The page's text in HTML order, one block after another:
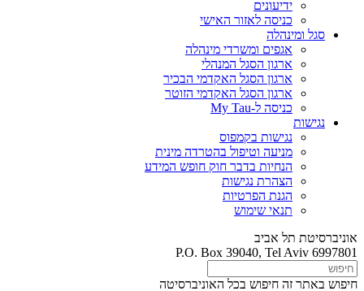
ידיעונים
כניסה לאזור האישי
סגל ומינהלה
אגפים ומשרדי מינהלה
ארגון הסגל המנהלי
ארגון הסגל האקדמי הבכיר
ארגון הסגל האקדמי הזוטר
כניסה ל-My Tau
נגישות
נגישות בקמפוס
מניעה וטיפול בהטרדה מינית
הנחיות בדבר חוק חופש המידע
הצהרת נגישות
הגנת הפרטיות
תנאי שימוש
אוניברסיטת תל אביב
P.O. Box 39040, Tel Aviv 6997801
חיפוש באתר זה חיפוש בכל האוניברסיטה